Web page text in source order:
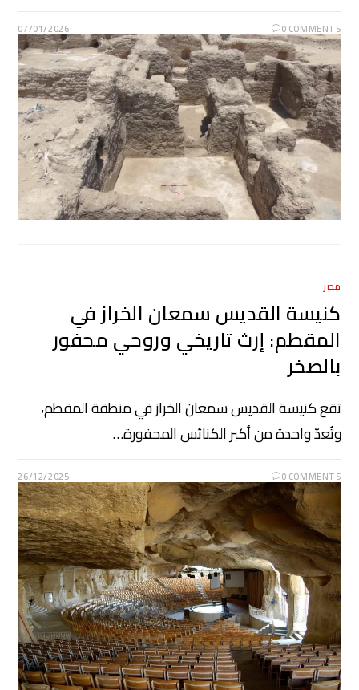
0 COMMENTS
07/01/2026
مصر
كنيسة القديس سمعان الخراز في
المقطم: إرث تاريخي وروحي محفور
بالصخر
تقع كنيسة القديس سمعان الخراز في منطقة المقطم،
وتُعدّ واحدة من أكبر الكنائس المحفورة…
0 COMMENTS
26/12/2025